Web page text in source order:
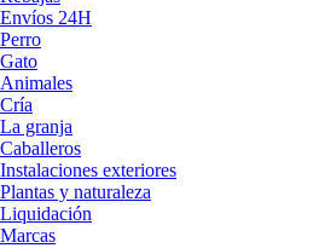
Envíos 24H
Perro
Gato
Animales
Cría
La granja
Caballeros
Instalaciones exteriores
Plantas y naturaleza
Liquidación
Marcas